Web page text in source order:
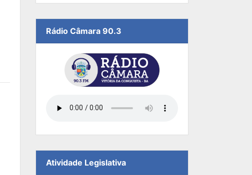
Rádio Câmara 90.3
Atividade Legislativa